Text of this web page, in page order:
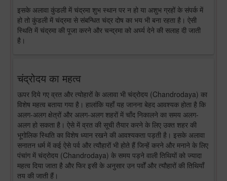
इसके अलावा कुंडली में चंद्रमा शुभ स्थान पर न हो या अशुभ ग्रहों के संपर्क में
हो तो कुंडली में चंद्रमा से संबन्धित चंद्र दोष का भय भी बना रहता है। ऐसी
स्थिति में चंद्रमा की पूजा करने और चन्द्रमा को अर्घ्य देने की सलाह दी जाती
है।
चंद्रोदय का महत्व
ऊपर दिये गए व्रत और त्योहारों के अलावा भी चंद्रोदय (Chandrodaya) का
विशेष महत्व बताया गया है। हालांकि यहाँ यह जानना बेहद आवश्यक होता है कि
अलग-अलग क्षेत्रों और अलग-अलग शहरों में चाँद निकालने का समय अलग-
अलग हो सकता है। ऐसे में व्रत की सूची तैयार करने के लिए उक्त शहर की
भूगोलिक स्थिति का विशेष ध्यान रखने की आवश्यकता पड़ती है। इसके अलावा
सनातन धर्म में कई ऐसे पर्व और त्यौहारों भी होते हैं जिन्हें करने और मनाने के लिए
पंचांग में चंद्रोदय (Chandrodaya) के समय पड़ने वाली तिथियों को ज्यादा
महत्व दिया जाता है और फिर इसी के अनुसार उन पर्वों और त्यौहारों की तिथियाँ
तय की जाती हैं।